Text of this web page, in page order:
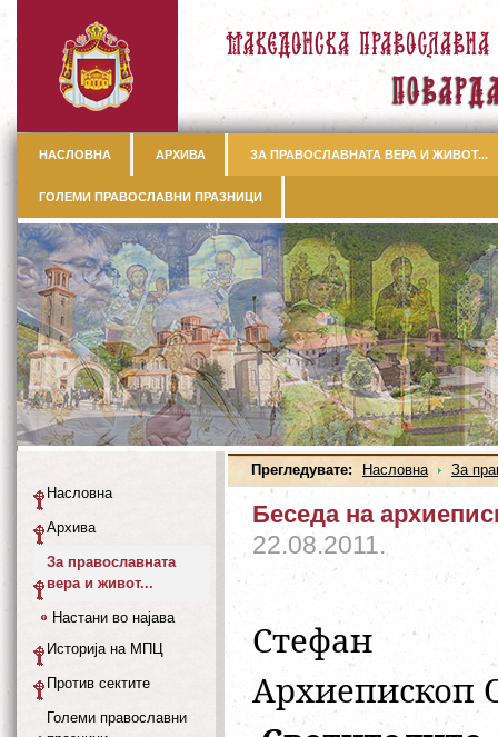
НАСЛОВНА АРХИВА ЗА ПРАВОСЛАВНАТА ВЕРА И ЖИВОТ...
ГОЛЕМИ ПРАВОСЛАВНИ ПРАЗНИЦИ
Прегледувате: Насловна За
Беседа на
22.08.2011.
Стефан
Архиепископ
Насловна
Архива
За православната
вера и живот...
Настани во најава
Историја на МПЦ
Против сектите
Големи православни